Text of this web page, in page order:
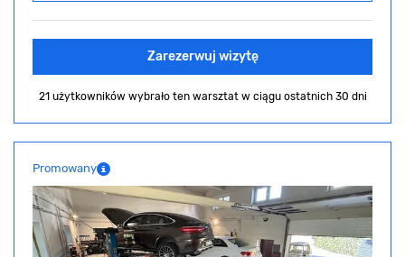
Zarezerwuj wizytę
21 użytkowników wybrało ten warsztat w ciągu ostatnich 30 dni
Promowany